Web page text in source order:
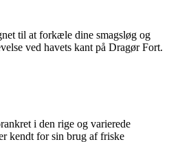
til at forkæle dine smagsløg og
ved havets kant på Dragør Fort.
i den rige og varierede
kendt for sin brug af friske